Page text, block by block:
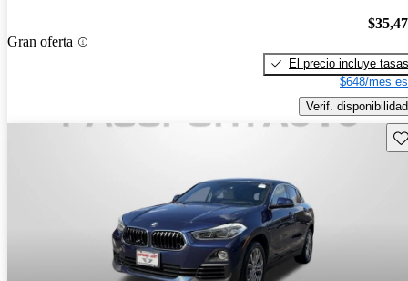
Gran oferta
El precio incluye tasas
$648/mes
Verif. disponibilidad